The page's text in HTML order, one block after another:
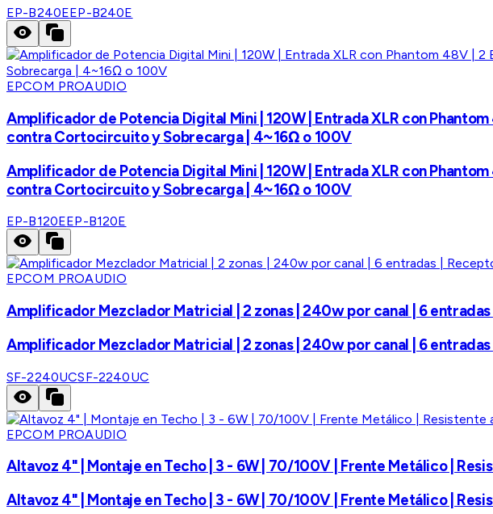
EP-B240EEP-B240E
EPCOM PROAUDIO
Amplificador de Potencia Digital Mini | 120W | Entrada XLR con
contra Cortocircuito y Sobrecarga | 4~16Ω o 100V
Amplificador de Potencia Digital Mini | 120W | Entrada XLR con
contra Cortocircuito y Sobrecarga | 4~16Ω o 100V
EP-B120EEP-B120E
EPCOM PROAUDIO
Amplificador Mezclador Matricial | 2 zonas | 240w por canal | 6
Amplificador Mezclador Matricial | 2 zonas | 240w por canal | 6
SF-2240UCSF-2240UC
EPCOM PROAUDIO
Altavoz 4" | Montaje en Techo | 3 - 6W | 70/100V | Frente Metálico |
Altavoz 4" | Montaje en Techo | 3 - 6W | 70/100V | Frente Metálico |